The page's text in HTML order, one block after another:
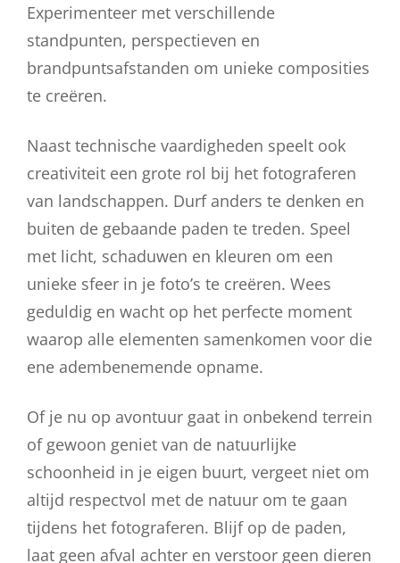
Experimenteer met verschillende
standpunten, perspectieven en
brandpuntsafstanden om unieke composities
te creëren.
Naast technische vaardigheden speelt ook
creativiteit een grote rol bij het fotograferen
van landschappen. Durf anders te denken en
buiten de gebaande paden te treden. Speel
met licht, schaduwen en kleuren om een
unieke sfeer in je foto’s te creëren. Wees
geduldig en wacht op het perfecte moment
waarop alle elementen samenkomen voor die
ene adembenemende opname.
Of je nu op avontuur gaat in onbekend terrein
of gewoon geniet van de natuurlijke
schoonheid in je eigen buurt, vergeet niet om
altijd respectvol met de natuur om te gaan
tijdens het fotograferen. Blijf op de paden,
laat geen afval achter en verstoor geen dieren